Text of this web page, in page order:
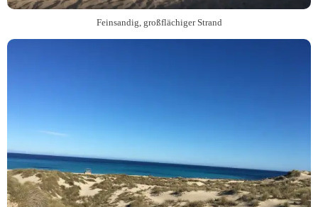
Feinsandig, großflächiger Strand